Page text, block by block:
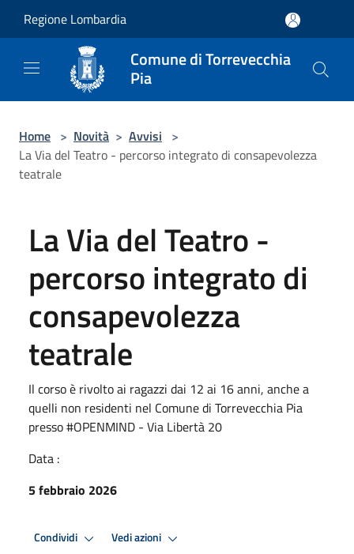
Regione Lombardia
Comune di Torrevecchia
Pia
Home > Novità > Avvisi >
La Via del Teatro - percorso integrato di consapevolezza
teatrale
La Via del Teatro -
percorso integrato di
consapevolezza
teatrale
Il corso è rivolto ai ragazzi dai 12 ai 16 anni, anche a
quelli non residenti nel Comune di Torrevecchia Pia
presso #OPENMIND - Via Libertà 20
Data :
5 febbraio 2026
Condividi Vedi azioni